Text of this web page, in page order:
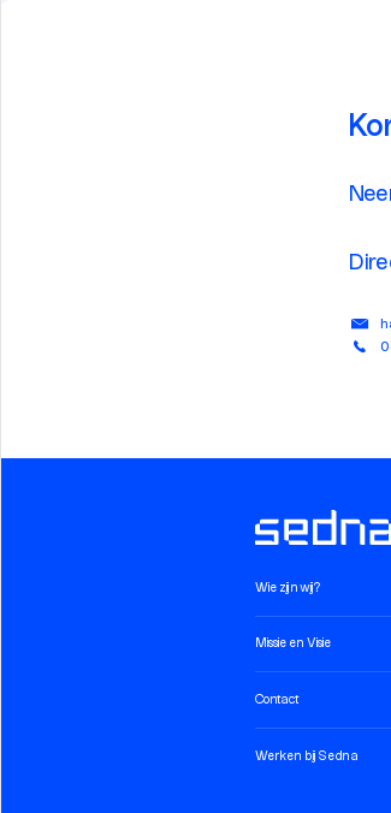
Wie zijn wij?
Missie en Visie
Contact
Werken bij Sedna